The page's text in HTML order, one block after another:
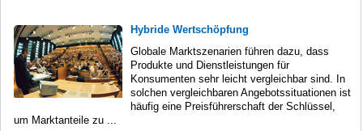
Hybride Wertschöpfung
Globale Marktszenarien führen dazu, dass
Produkte und Dienstleistungen für
Konsumenten sehr leicht vergleichbar sind. In
solchen vergleichbaren Angebotssituationen ist
häufig eine Preisführerschaft der Schlüssel,
um Marktanteile zu ...